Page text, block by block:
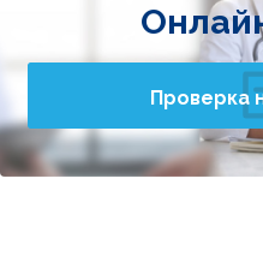
Проверка